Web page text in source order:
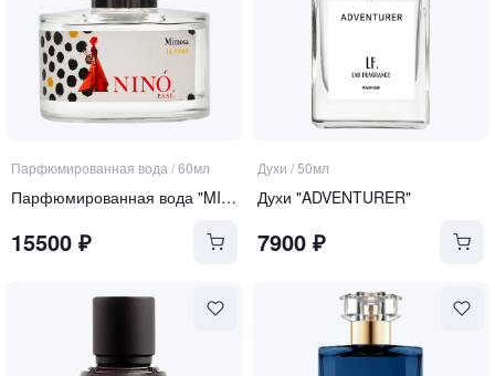
Парфюмированная вода /60мл
Парфюмированная вода "MIMOSA"
15500 ₽
Духи /50мл
Духи "ADVENTURER"
7900₽